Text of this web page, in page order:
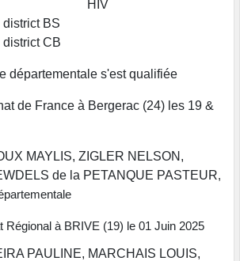
HIV
BS
CB
départementale s'est qualifiée
de France à Bergerac (24) les 19 &
MAYLIS, ZIGLER NELSON,
de la PETANQUE PASTEUR,
Régional à BRIVE (19) le 01 Juin 2025
PAULINE, MARCHAIS LOUIS,